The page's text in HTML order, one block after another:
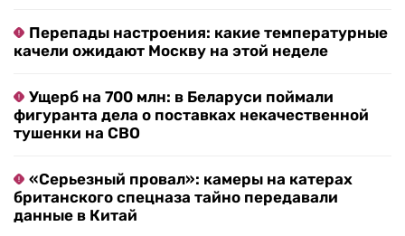
Перепады настроения: какие температурные
качели ожидают Москву на этой неделе
Ущерб на 700 млн: в Беларуси поймали
фигуранта дела о поставках некачественной
тушенки на СВО
«Серьезный провал»: камеры на катерах
британского спецназа тайно передавали
данные в Китай